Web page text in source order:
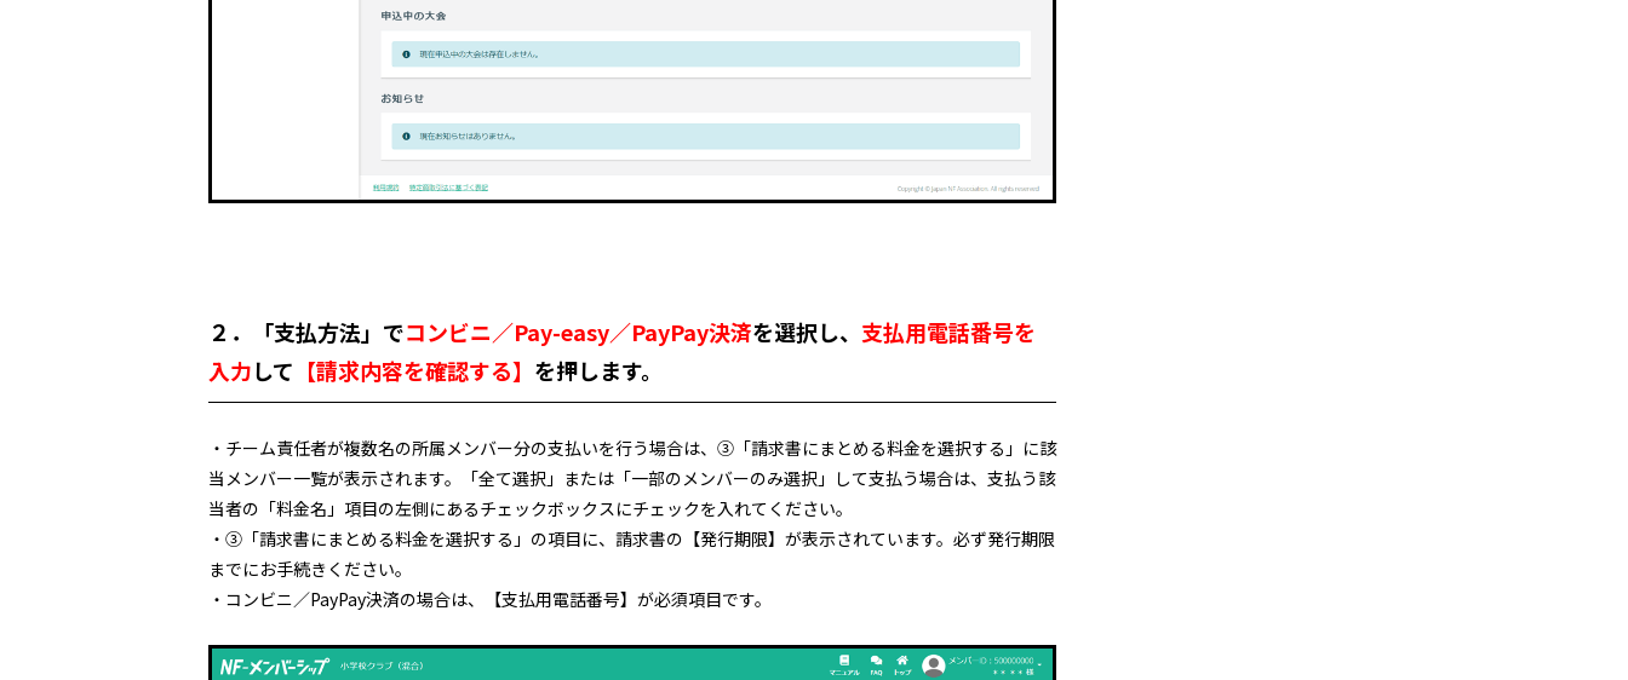
２．「支払方法」でコンビニ／Pay-easy／PayPay決済を選択し、 支払用電話番号を
入力して 【請求内容を確認する】 を押します。
・チーム責任者が複数名の所属メンバー分の支払いを行う場合は、③「請求書にまとめる料金を選択する」に該
当メンバー一覧が表示されます。「全て選択」または「一部のメンバーのみ選択」して支払う場合は、支払う該
当者の「料金名」項目の左側にあるチェックボックスにチェックを入れてください。
・③「請求書にまとめる料金を選択する」の項目に、請求書の【発行期限】が表示されています。必ず発行期限
までにお手続きください。
・コンビニ／PayPay決済の場合は、【支払用電話番号】が必須項目です。